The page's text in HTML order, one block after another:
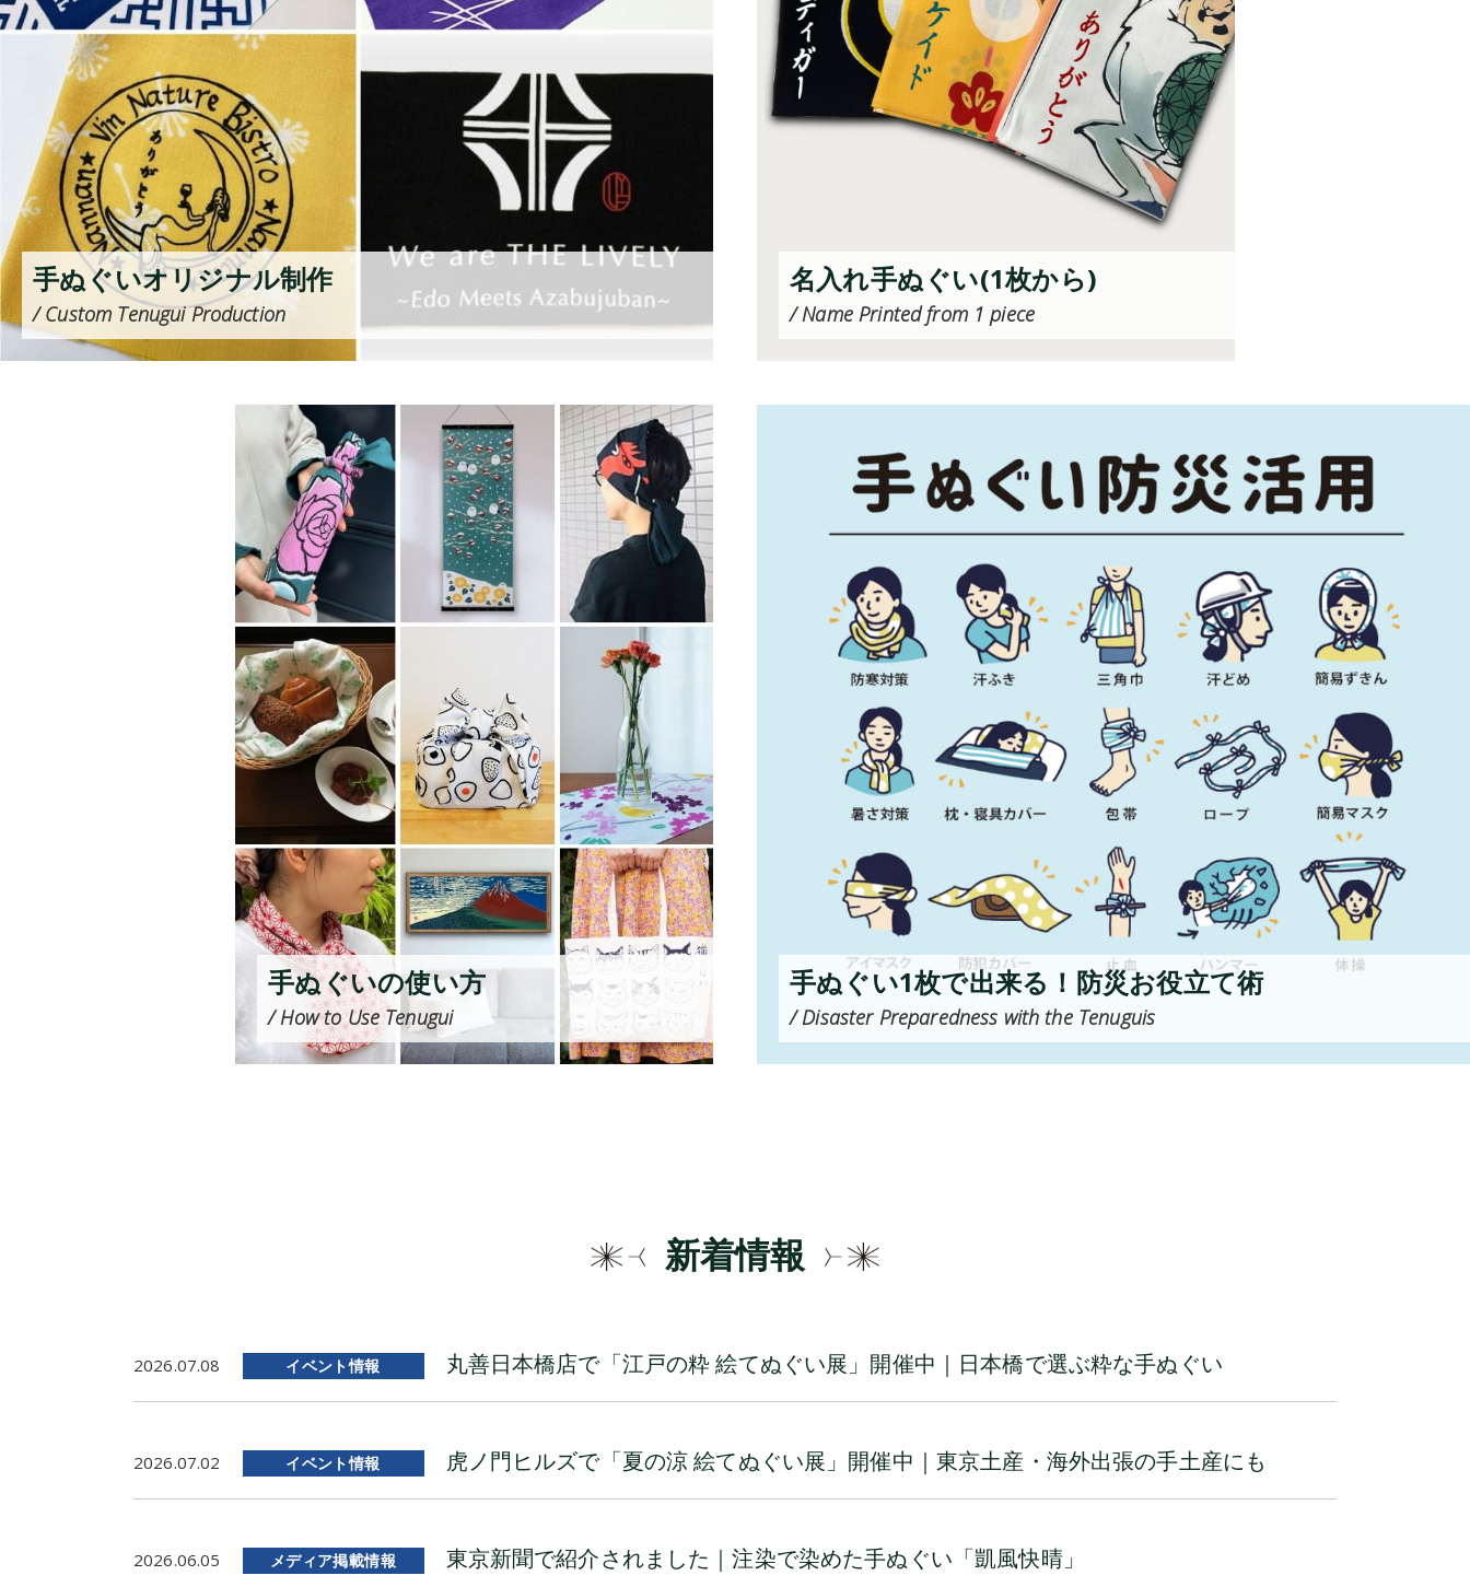
手ぬぐいオリジナル制作
/ Custom Tenugui Production
名入れ手ぬぐい(1枚から)
/ Name Printed from 1 piece
手ぬぐいの使い方
/ How to Use Tenugui
手ぬぐい1枚で出来る！防災お役立て術
/ Disaster Preparedness with the Tenuguis
新着情報
2026.07.08 イベント情報 丸善日本橋店で「江戸の粋 絵てぬぐい展」開催中｜日本橋で選ぶ粋な手ぬぐい
2026.07.02 イベント情報 虎ノ門ヒルズで「夏の涼 絵てぬぐい展」開催中｜東京土産・海外出張の手土産にも
2026.06.05 メディア掲載情報 東京新聞で紹介されました｜注染で染めた手ぬぐい「凱風快晴」